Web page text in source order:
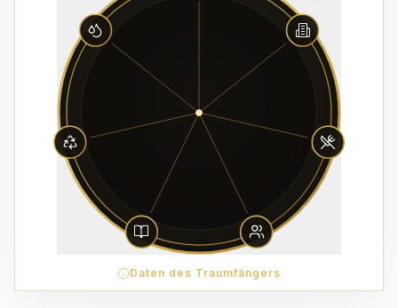
Daten des Traumfängers